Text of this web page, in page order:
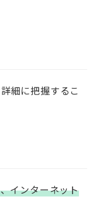
細に把握するこ
インターネット